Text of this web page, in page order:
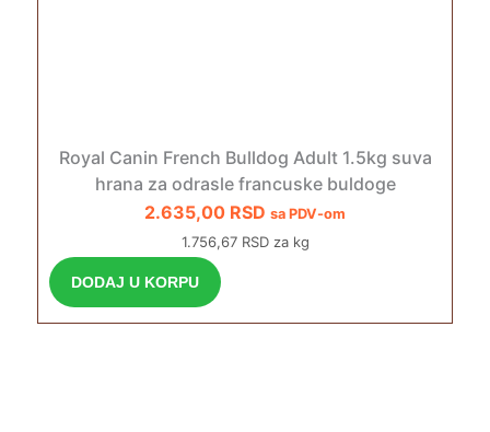
Royal Canin French Bulldog Adult 1.5kg suva
hrana za odrasle francuske buldoge
2.635,00 RSD sa PDV-om
1.756,67 RSD za kg
DODAJ U KORPU